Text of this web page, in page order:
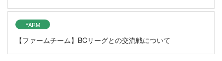
FARM
【ファームチーム】BCリーグとの交流戦について